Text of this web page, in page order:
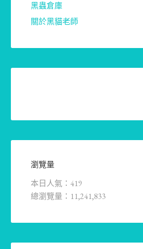
黑蟲倉庫
關於黑貓老師
瀏覽量
本日人氣：419
總瀏覽量：11,241,833